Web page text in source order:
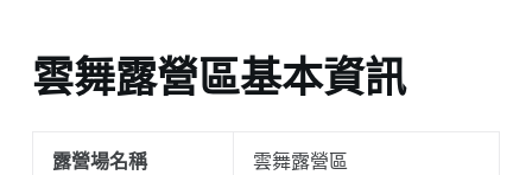
雲舞露營區基本資訊
露營場名稱 雲舞露營區